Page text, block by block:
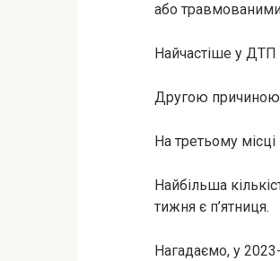
або
Найчастіше у ДТП
Другою причиною,
На третьому
Найбільша
тижня є п’ятниця.
Нагадаємо, у